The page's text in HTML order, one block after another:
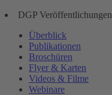
DGP Veröffentlichungen
Überblick
Publikationen
Broschüren
Flyer & Karten
Videos & Filme
Webinare